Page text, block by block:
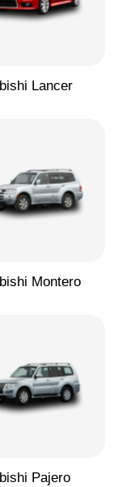
Lancer
Montero
Pajero